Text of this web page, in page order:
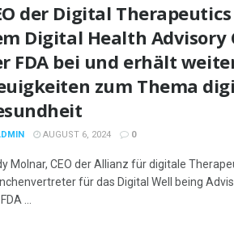
der Digital
Digital Health Advisory
FDA bei und erhält
zum Thema
AUGUST 6, 2024 0
Molnar, CEO der Allianz für digitale
für das Digital Well being
...